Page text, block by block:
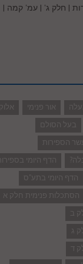
| חלק ג' | עמ' קמה |
אור פנימי
בעל הסולם
הספירות
הדף היומי
הדף היומי בתע"ס
הסתכלות פנימית חלק א
ב
ג
ד